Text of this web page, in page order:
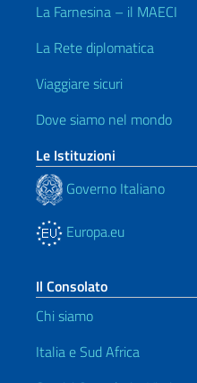
La Farnesina – il MAECI
La Rete diplomatica
Viaggiare sicuri
Dove siamo nel mondo
Le Istituzioni
Governo Italiano
Europa.eu
Il Consolato
Chi siamo
Italia e Sud Africa